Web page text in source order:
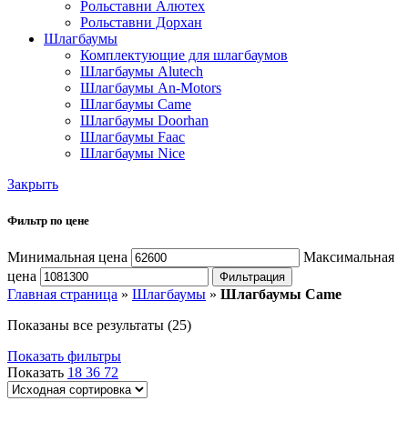
Рольставни Алютех
Рольставни Дорхан
Шлагбаумы
Комплектующие для шлагбаумов
Шлагбаумы Alutech
Шлагбаумы An-Motors
Шлагбаумы Came
Шлагбаумы Doorhan
Шлагбаумы Faac
Шлагбаумы Nice
Закрыть
Фильтр по цене
Минимальная цена
Максимальная
цена
Фильтрация
Главная страница » Шлагбаумы » Шлагбаумы Came
Показаны все результаты (25)
Показать фильтры
Показать 18 36 72